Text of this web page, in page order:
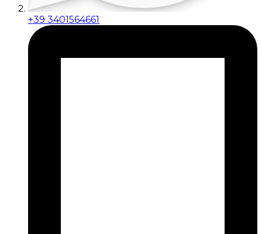
+39 3401564661